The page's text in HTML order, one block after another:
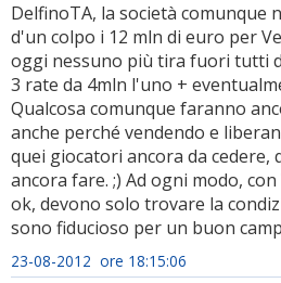
DelfinoTA, la società comunque
d'un colpo i 12 mln di euro per
oggi nessuno più tira fuori tutti
3 rate da 4mln l'uno +
Qualcosa comunque faranno
anche perché vendendo e
quei giocatori ancora da cedere,
ancora fare. ;) Ad ogni modo,
ok, devono solo trovare la
sono fiducioso per un buon
23-08-2012 ore 18:15:06